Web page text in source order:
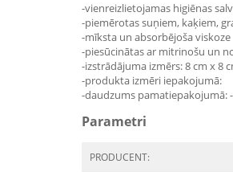
-vienreizlietojamas higiēnas
-piemērotas suņiem, kaķiem,
-mīksta un absorbējoša viskoze
-piesūcinātas ar mitrinošu un
-izstrādājuma izmērs: 8 cm x 8
-produkta izmēri iepakojumā:
-daudzums pamatiepakojumā:
Parametri
PRODUCENT: